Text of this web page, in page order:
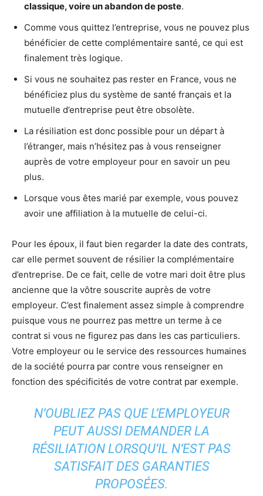
classique, voire un abandon de poste.
Comme vous quittez l’entreprise, vous ne pouvez plus
bénéficier de cette complémentaire santé, ce qui est
finalement très logique.
Si vous ne souhaitez pas rester en France, vous ne
bénéficiez plus du système de santé français et la
mutuelle d’entreprise peut être obsolète.
La résiliation est donc possible pour un départ à
l’étranger, mais n’hésitez pas à vous renseigner
auprès de votre employeur pour en savoir un peu
plus.
Lorsque vous êtes marié par exemple, vous pouvez
avoir une affiliation à la mutuelle de celui-ci.
Pour les époux, il faut bien regarder la date des contrats,
car elle permet souvent de résilier la complémentaire
d’entreprise. De ce fait, celle de votre mari doit être plus
ancienne que la vôtre souscrite auprès de votre
employeur. C’est finalement assez simple à comprendre
puisque vous ne pourrez pas mettre un terme à ce
contrat si vous ne figurez pas dans les cas particuliers.
Votre employeur ou le service des ressources humaines
de la société pourra par contre vous renseigner en
fonction des spécificités de votre contrat par exemple.
N’OUBLIEZ PAS QUE L’EMPLOYEUR
PEUT AUSSI DEMANDER LA
RÉSILIATION LORSQU’IL N’EST PAS
SATISFAIT DES GARANTIES
PROPOSÉES.